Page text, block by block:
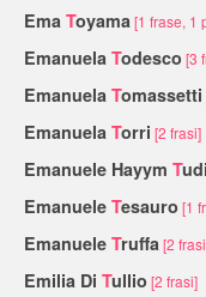
Ema Toyama [1 frase, 1
Emanuela Todesco [3
Emanuela Tomassetti
Emanuela Torri [2 frasi]
Emanuele Hayym T
Emanuele Tesauro [1
Emanuele Truffa [2
Emilia Di Tullio [2 frasi]